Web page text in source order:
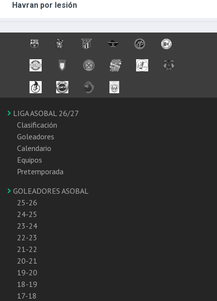
Havran por lesión
LIGA ASOBAL 26/27
Clasificación
Goleadores
Calendario
Equipos
Pretemporada
GOLEADORES ASOBAL
25-26
24-25
23-24
22-23
21-22
20-21
19-20
18-19
17-18